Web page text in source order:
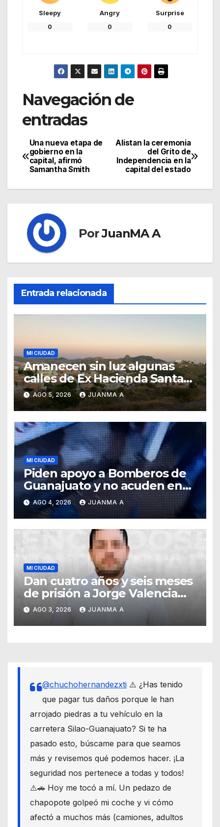
Sleepy
0
Angry
0
Surprise
0
Navegación de
entradas
Alistan la ceremonia
del Grito de
Independencia en la
capital del estado
Una nueva etapa de
gobierno en la
capital, afirmó
Samantha Smith
PorJuanMA A
Entrada relacionada
MI CIUDAD
Amanecen sin luz algunas
calles de Ex Hacienda Santa
Teresa
AGO 5, 2026 JUANMA A
MI CIUDAD
Piden apoyo a Bomberos de
Guanajuato y no acuden en
auxilio de capitalinos ante
fuerte lluvia
AGO 4, 2026 JUANMA A
MI CIUDAD
Dan cuatro años y seis meses
de prisión a Jorge Valencia
Gallo por el delito de cohecho
AGO 3, 2026 JUANMA A
@chuchohernandezxti ⚠️ ¿Has tenido
que pagar tus daños porque le han
arrojado piedras a tu vehículo en la
carretera Silao-Guanajuato? Si te ha
pasado esto, búscame para que seamos
más y revisemos qué podemos hacer. ¡La
seguridad nos pertenece a todas y todos!
⚠️🚗 Hoy me tocó a mí. Un pedazo de
chapopote golpeó mi coche y vi cómo
afectó a muchos más (camiones, adultos